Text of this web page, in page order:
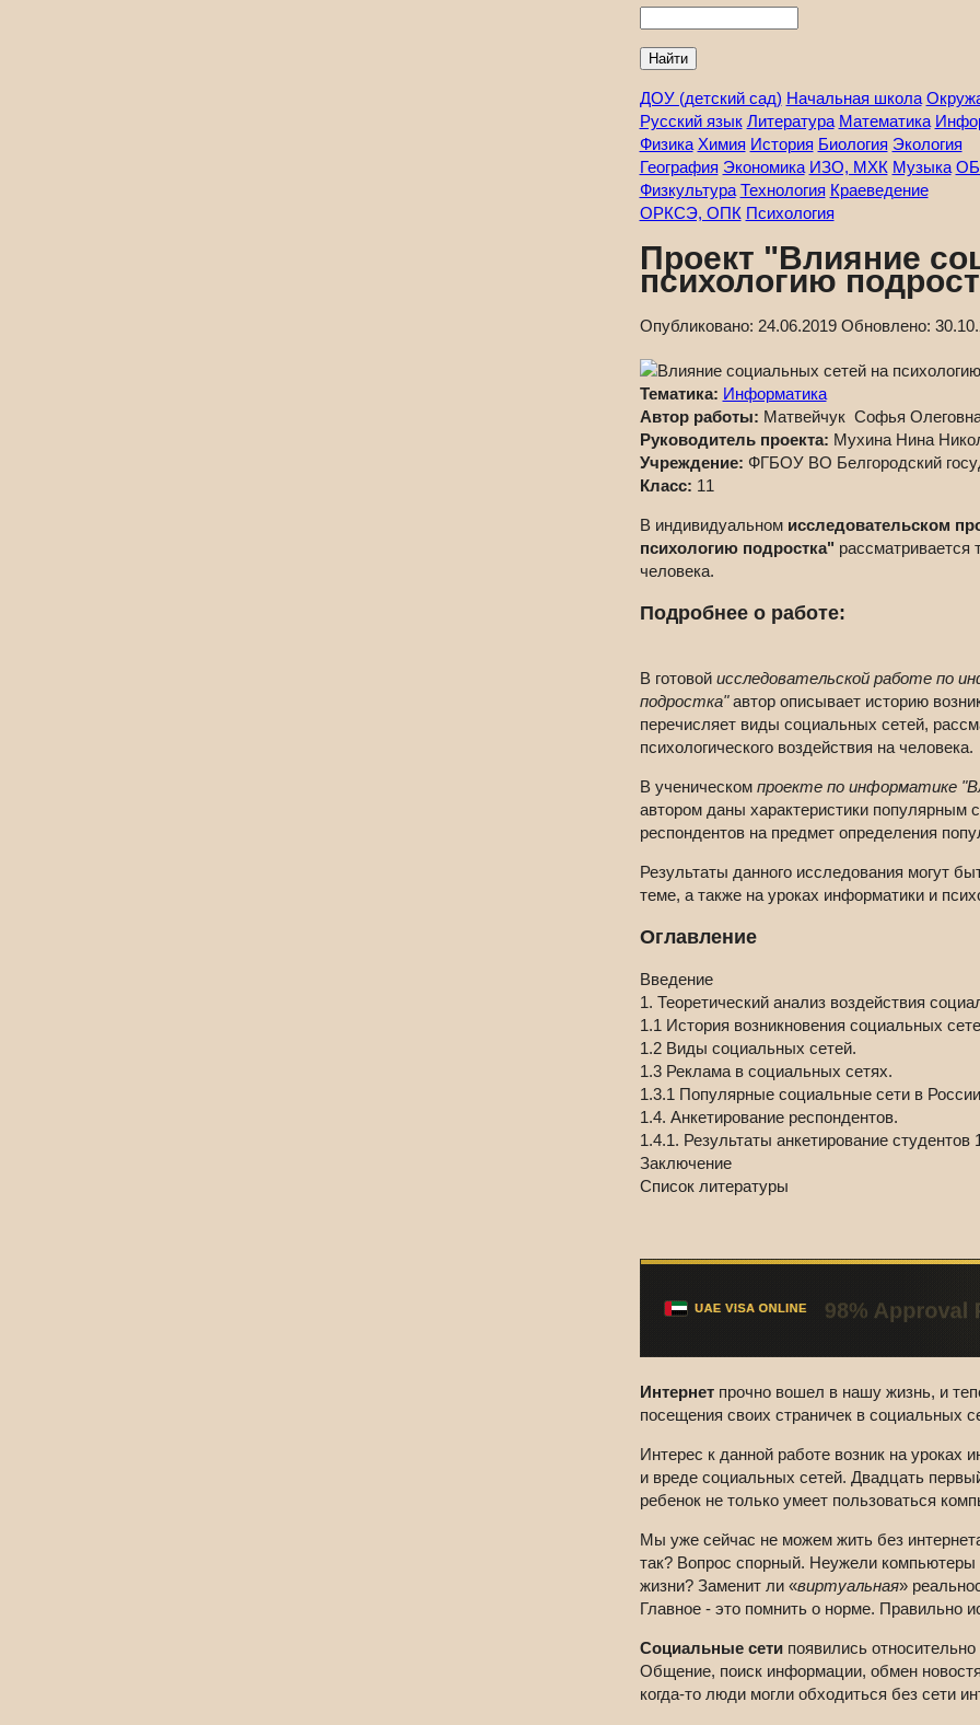
ДОУ (детский сад) Начальная школа
Русский язык Литература Математика
Физика Химия История Биология Экология
География Экономика ИЗО, МХК Музыка
Физкультура Технология Краеведение
ОРКСЭ, ОПК Психология
Проект "Влияние
психологию
Опубликовано: 24.06.2019 Обновлено:
Тематика: Информатика
Автор работы: Матвейчук Софья
Руководитель проекта: Мухина Нина
Учреждение: ФГБОУ ВО Белгородский
Класс: 11
В индивидуальном исследовательском
психологию подростка" рассматривается
человека.
Подробнее о работе:
В готовой исследовательской работе по
подростка"автор описывает историю
перечисляет виды социальных сетей,
психологического воздействия на человека.
В ученическом проекте по информатике
автором даны характеристики популярным
респондентов на предмет определения
Результаты данного исследования могут
теме, а также на уроках информатики и
Оглавление
Введение
1. Теоретический анализ воздействия
1.1 История возникновения социальных
1.2 Виды социальных сетей.
1.3 Реклама в социальных сетях.
1.3.1 Популярные социальные сети в
1.4. Анкетирование респондентов.
1.4.1. Результаты анкетирование
Заключение
Список литературы
Интернетпрочно вошел в нашу жизнь, и
посещения своих страничек в социальных
Интерес к данной работе возник на
и вреде социальных сетей. Двадцать
ребенок не только умеет пользоваться
Мы уже сейчас не можем жить без
так? Вопрос спорный. Неужели
жизни? Заменит ли «виртуальная»
Главное - это помнить о норме. Правильно
Социальные сетипоявились
Общение, поиск информации, обмен
когда-то люди могли обходиться без сети